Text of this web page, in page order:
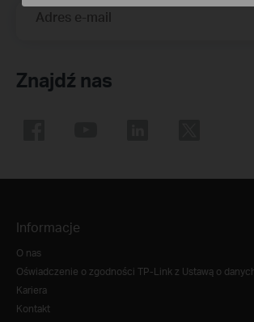
Adres e-mail
Znajdź nas
Informacje
O nas
Oświadczenie o zgodności TP-Link z Ustawą o
Kariera
Kontakt